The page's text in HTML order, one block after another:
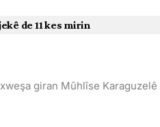
de 11 kes mirin
giran Mûhlîse